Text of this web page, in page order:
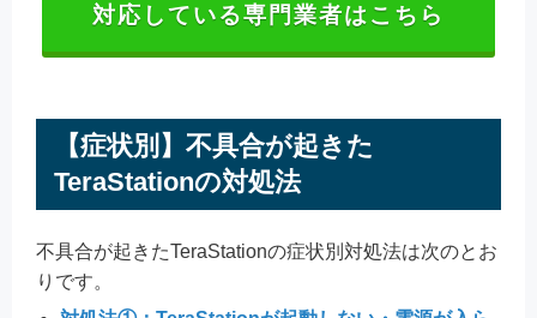
対応している専門業者はこちら
【症状別】不具合が起きた
TeraStationの対処法
不具合が起きたTeraStationの症状別対処法は次のとお
りです。